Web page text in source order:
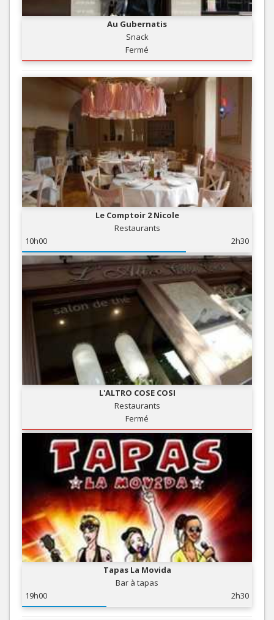
Au Gubernatis
Snack
Fermé
Le Comptoir 2 Nicole
Restaurants
10h00
2h30
L'ALTRO COSE COSI
Restaurants
Fermé
Tapas La Movida
Bar à tapas
19h00
2h30